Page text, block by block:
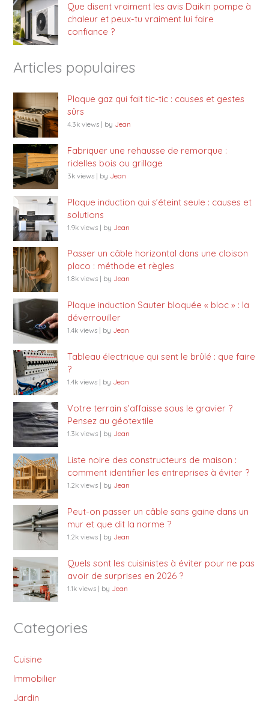
Que disent vraiment les avis Daikin pompe à
chaleur et peux-tu vraiment lui faire
confiance ?
Articles populaires
Plaque gaz qui fait tic-tic : causes et gestes
sûrs
4.3k views | by Jean
Fabriquer une rehausse de remorque :
ridelles bois ou grillage
3k views | by Jean
Plaque induction qui s’éteint seule : causes et
solutions
1.9k views | by Jean
Passer un câble horizontal dans une cloison
placo : méthode et règles
1.8k views | by Jean
Plaque induction Sauter bloquée « bloc » : la
déverrouiller
1.4k views | by Jean
Tableau électrique qui sent le brûlé : que faire
?
1.4k views | by Jean
Votre terrain s’affaisse sous le gravier ?
Pensez au géotextile
1.3k views | by Jean
Liste noire des constructeurs de maison :
comment identifier les entreprises à éviter ?
1.2k views | by Jean
Peut-on passer un câble sans gaine dans un
mur et que dit la norme ?
1.2k views | by Jean
Quels sont les cuisinistes à éviter pour ne pas
avoir de surprises en 2026 ?
1.1k views | by Jean
Categories
Cuisine
Immobilier
Jardin